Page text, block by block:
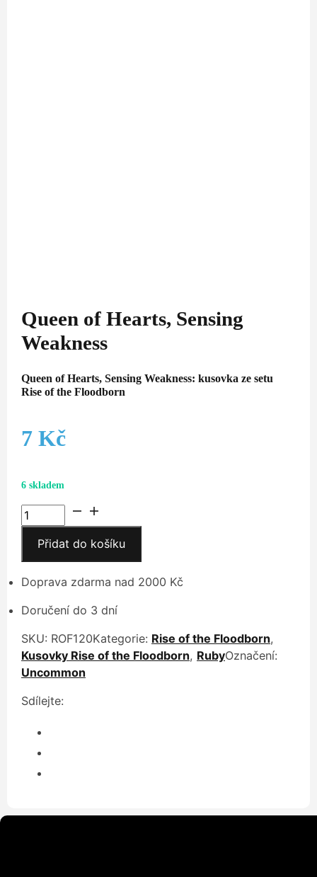
Queen of Hearts, Sensing
Weakness
Queen of Hearts, Sensing Weakness: kusovka ze setu
Rise of the Floodborn
7 Kč
6 skladem
Queen
of
Hearts,
Sensing
Weakness
Přidat do košíku
Doprava zdarma nad 2000 Kč
Doručení do 3 dní
SKU: ROF120Kategorie: Rise of the Floodborn,
Kusovky Rise of the Floodborn, RubyOznačení:
Uncommon
Sdílejte: